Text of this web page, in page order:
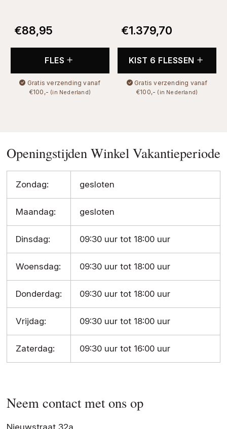
€88,95
FLES
Gratis verzending vanaf
€100,- (in Nederland)
€1.379,70
KIST 6 FLESSEN
Gratis verzending vanaf
€100,- (in Nederland)
Openingstijden Winkel Vakantieperiode
Zondag: gesloten
Maandag: gesloten
Dinsdag: 09:30 uur tot 18:00 uur
Woensdag: 09:30 uur tot 18:00 uur
Donderdag: 09:30 uur tot 18:00 uur
Vrijdag: 09:30 uur tot 18:00 uur
Zaterdag: 09:30 uur tot 16:00 uur
Neem contact met ons op
Nieuwstraat 32a